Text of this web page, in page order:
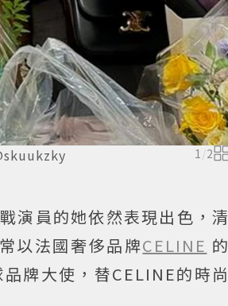
1 /2
演員的她依然表現出色，清
以法國奢侈品牌CELINE 的
牌大使，替CELINE的時尚